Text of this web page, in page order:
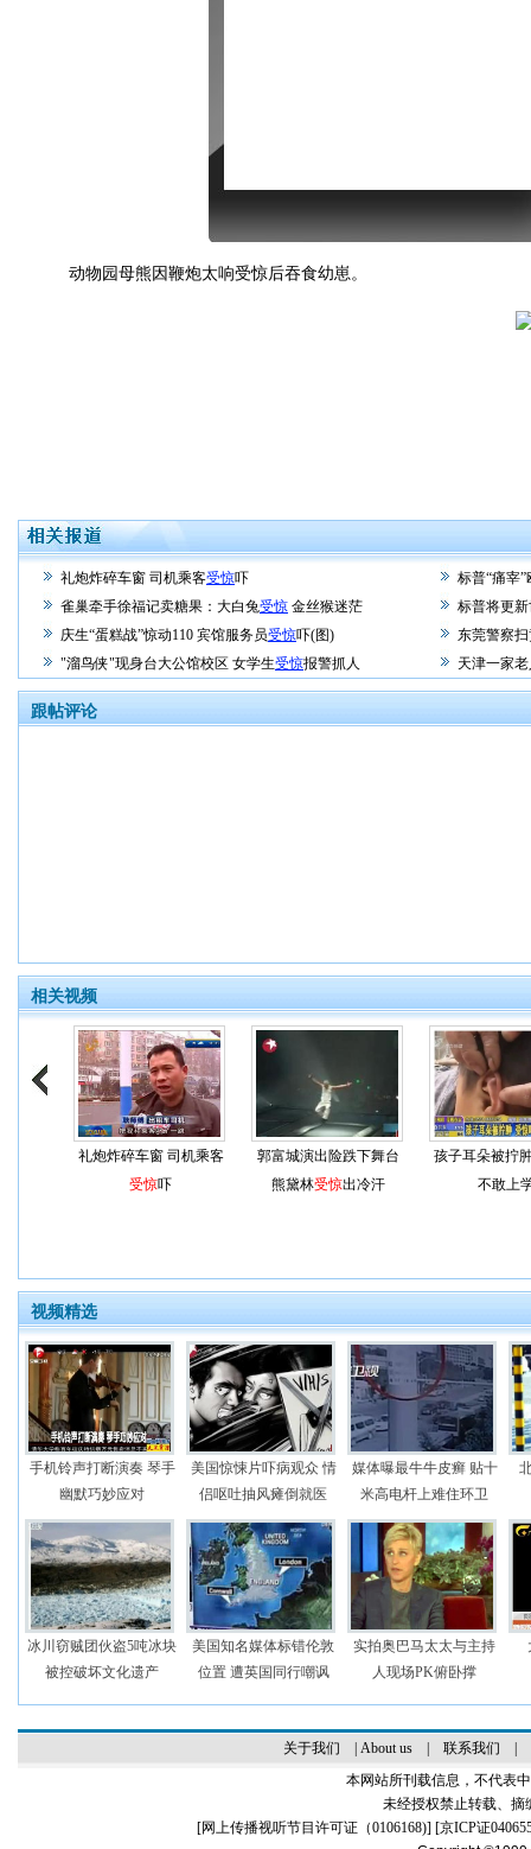
动物园母熊因鞭炮太响受惊后吞食幼崽。
礼炮炸碎车窗 司机乘客受惊吓
标普“痛宰
雀巢牵手徐福记卖糖果：大白兔受惊 金丝猴迷茫
标普将更
庆生“蛋糕战”惊动110 宾馆服务员受惊吓(图)
东莞警察
"溜鸟侠"现身台大公馆校区 女学生受惊报警抓人 天津一家
跟帖评论
相关视频
礼炮炸碎车窗 司机乘客
受惊吓
郭富城演出险跌下舞台
熊黛林受惊出冷汗
孩子耳朵被拧
不敢上
视频精选
手机铃声打断演奏 琴手
幽默巧妙应对
美国惊悚片吓病观众 情
侣呕吐抽风瘫倒就医
媒体曝最牛牛皮癣 贴十
米高电杆上难住环卫
冰川窃贼团伙盗5吨冰块
被控破坏文化遗产
美国知名媒体标错伦敦
位置 遭英国同行嘲讽
实拍奥巴马太太与主持
人现场PK俯卧撑
关于我们 About us| 联系我们
本网站所刊载信息，不代表
未经授权禁止转载、摘
[网上传播视听节目许可证（0106168)] [京ICP证